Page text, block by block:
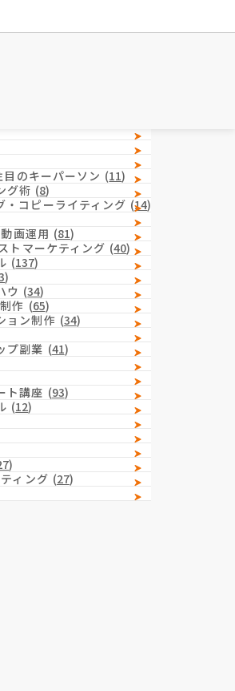
のキーパーソン (11)
グ術 (8)
・コピーライティング (14)
画運用 (81)
トマーケティング (40)
(137)
)
ウ (34)
作 (65)
ョン制作 (34)
プ副業 (41)
ト講座 (93)
(12)
)
ィング (27)